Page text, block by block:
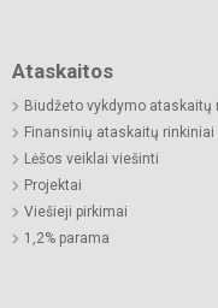
Ataskaitos
Biudžeto vykdymo ataskaitų
Finansinių ataskaitų rinkiniai
Lėšos veiklai viešinti
Projektai
Viešieji pirkimai
1,2% parama